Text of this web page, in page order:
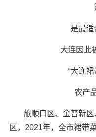
是最
大连因此
“大连
农产
旅顺口区、金普新
区，2021年，全市裙带